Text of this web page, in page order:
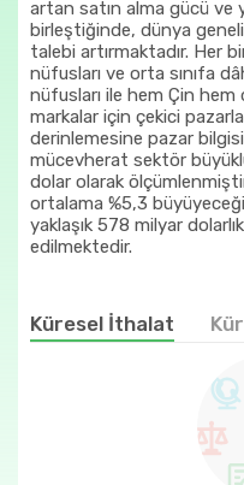
artan satın alma gücü ve
birleştiğinde, dünya
talebi artırmaktadır. Her
nüfusları ve orta sınıfa
nüfusları ile hem Çin
markalar için çekici
derinlemesine pazar
mücevherat sektör
dolar olarak
ortalama %5,3
yaklaşık 578 milyar
edilmektedir.
Küresel İthalat